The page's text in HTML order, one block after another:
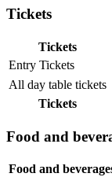
Tickets
Tickets
Entry Tickets
All day table tickets
Tickets
Food and
Food and